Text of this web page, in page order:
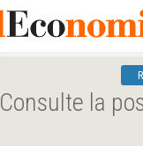
Consulte la